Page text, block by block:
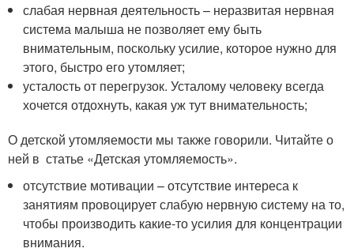
слабая нервная деятельность – неразвитая нервная
система малыша не позволяет ему быть
внимательным, поскольку усилие, которое нужно для
этого, быстро его утомляет;
усталость от перегрузок. Усталому человеку всегда
хочется отдохнуть, какая уж тут внимательность;
О детской утомляемости мы также говорили. Читайте о
ней в статье «Детская утомляемость».
отсутствие мотивации – отсутствие интереса к
занятиям провоцирует слабую нервную систему на то,
чтобы производить какие-то усилия для концентрации
внимания.